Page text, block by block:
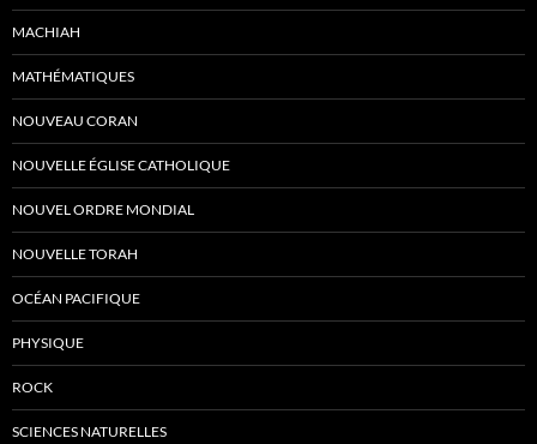
MACHIAH
MATHÉMATIQUES
NOUVEAU CORAN
NOUVELLE ÉGLISE CATHOLIQUE
NOUVEL ORDRE MONDIAL
NOUVELLE TORAH
OCÉAN PACIFIQUE
PHYSIQUE
ROCK
SCIENCES NATURELLES